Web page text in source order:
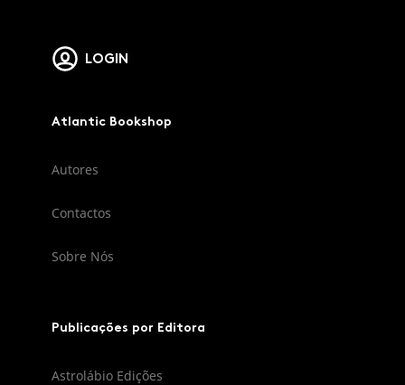
LOGIN
Atlantic Bookshop
Autores
Contactos
Sobre Nós
Publicações por Editora
Astrolábio Edições